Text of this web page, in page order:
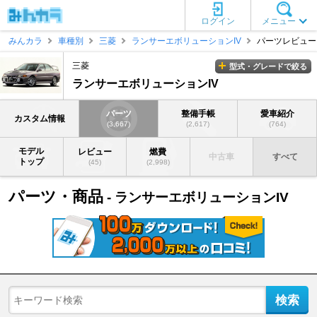
メニュー
ログイン
みんカラ
車種別 三菱 ランサーエボリューションIV パーツレビュー
三菱
ランサーエボリューションIV
型式・グレードで絞る
カスタム情報 パーツ
(3,667)
整備手帳
(2,617)
愛車紹介
(764)
モデル
トップ
レビュー
(45)
燃費
(2,998)
中古車 すべて
パーツ・商品 - ランサーエボリューションIV